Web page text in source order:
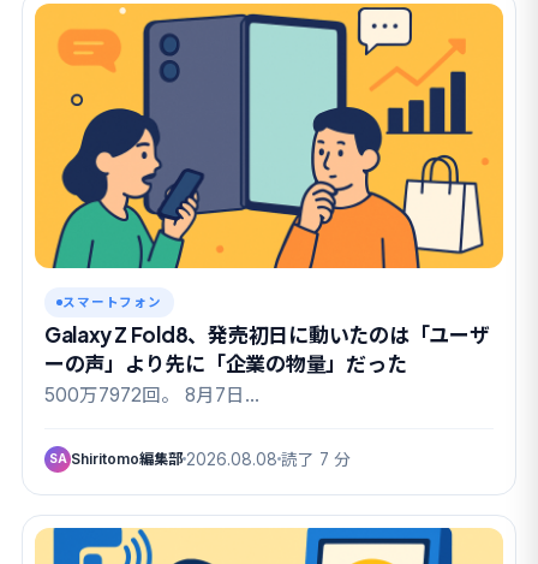
スマートフォン
Galaxy Z Fold8、発売初日に動いたのは「ユーザ
ーの声」より先に「企業の物量」だった
500万7972回。 8月7日…
SA Shiritomo編集部 2026.08.08 読了 7 分